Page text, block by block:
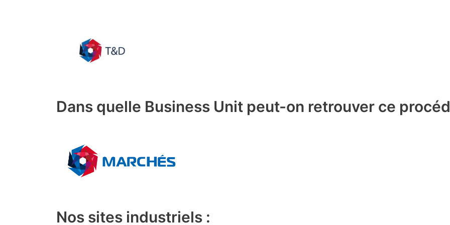
Dans quelle Business Unit peut-on retrouver ce
Nos sites industriels :